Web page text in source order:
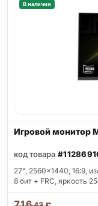
В наличии
Игровой монитор
код товара
27", 2560x1440, 16:9,
8 бит + FRC, яркость